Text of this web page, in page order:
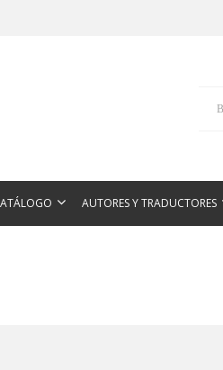
AUTORES Y TRADUCTORES